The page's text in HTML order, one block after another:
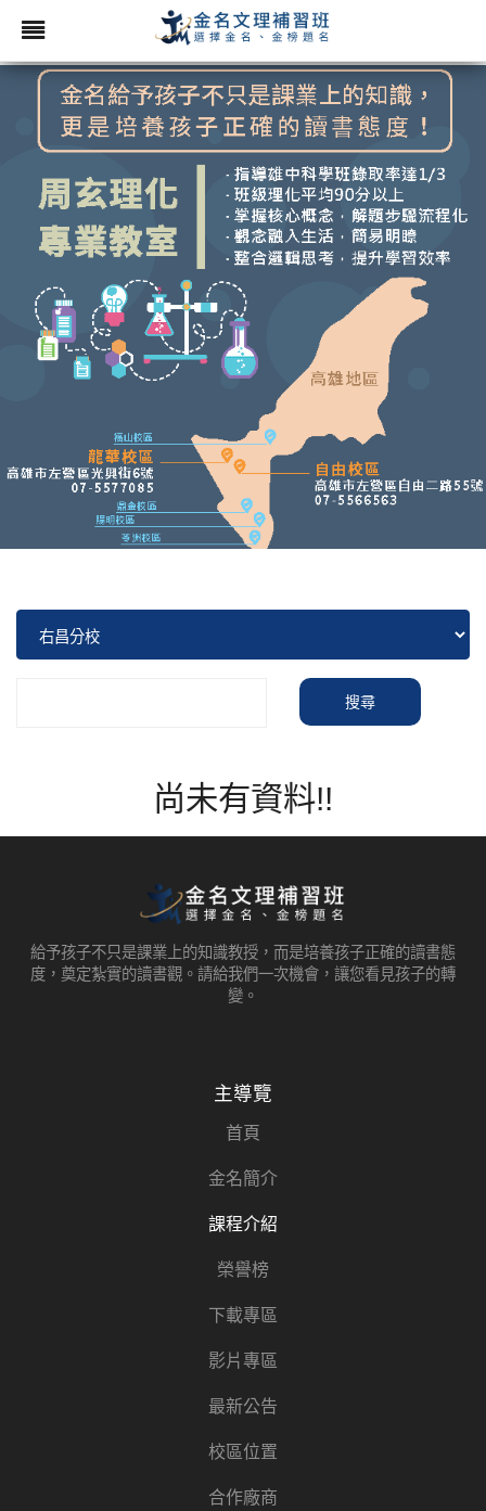
搜尋
尚未有資料!!
給予孩子不只是課業上的知識教授，而是培養孩子正確的讀書態
度，奠定紮實的讀書觀。請給我們一次機會，讓您看見孩子的轉
變。
主導覽
首頁
金名簡介
課程介紹
榮譽榜
下載專區
影片專區
最新公告
校區位置
合作廠商